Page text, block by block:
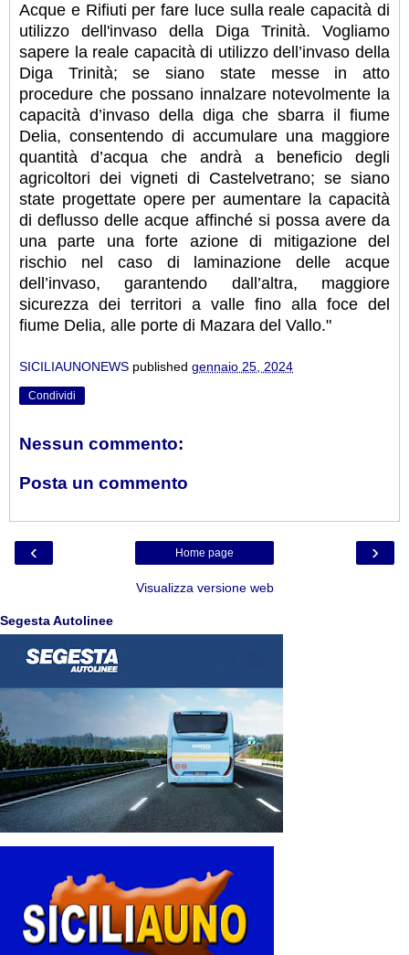
Acque e Rifiuti per fare luce sulla reale capacità di
utilizzo dell'invaso della Diga Trinità. Vogliamo
sapere la reale capacità di utilizzo dell’invaso della
Diga Trinità; se siano state messe in atto
procedure che possano innalzare notevolmente la
capacità d’invaso della diga che sbarra il fiume
Delia, consentendo di accumulare una maggiore
quantità d’acqua che andrà a beneficio degli
agricoltori dei vigneti di Castelvetrano; se siano
state progettate opere per aumentare la capacità
di deflusso delle acque affinché si possa avere da
una parte una forte azione di mitigazione del
rischio nel caso di laminazione delle acque
dell’invaso, garantendo dall’altra, maggiore
sicurezza dei territori a valle fino alla foce del
fiume Delia, alle porte di Mazara del Vallo."
SICILIAUNONEWS published gennaio 25, 2024
Condividi
Nessun commento:
Posta un commento
‹ ›
Home page
Visualizza versione web
Segesta Autolinee